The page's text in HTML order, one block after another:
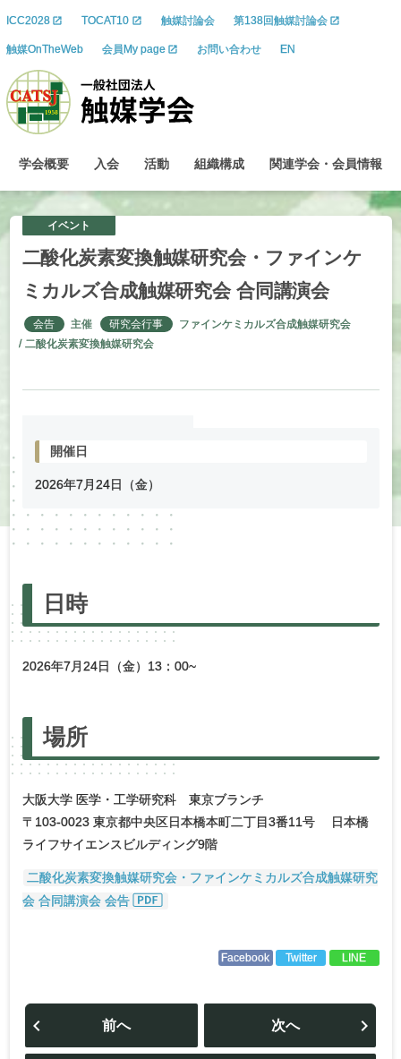
ICC2028 TOCAT10 触媒討論会 第138回触媒討論会
触媒OnTheWeb 会員My page お問い合わせ EN
学会概要 入会 活動 組織構成 関連学会 ・ 会員情報
イベント
二酸化炭素変換触媒研究会・ ファインケ
ミカルズ合成触媒研究会 合同講演会
会告 主催 研究会行事
ファインケミカルズ合成触媒研究会
二酸化炭素変換触媒研究会
開催日
2026年7月24日（金）
日時
2026年7月24日（金）13：00~
場所
大阪大学 医学・工学研究科 東京ブランチ
〒103-0023 東京都中央区日本橋本町二丁目3番11号 日本橋
ライフサイエンスビルディング9階
二酸化炭素変換触媒研究会・ファインケミカルズ合成触媒研究
会 合同講演会 会告
Facebook Twitter LINE
投
ビ
前へ 次へ